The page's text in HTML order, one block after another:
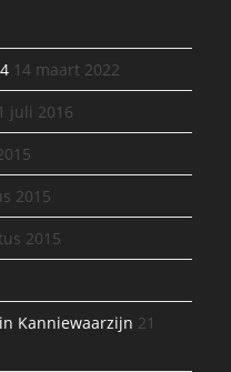
14 maart 2022
juli 2016
2015
2015
Kanniewaarzijn 21